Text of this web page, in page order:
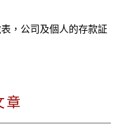
，公司及個人的存款証
章